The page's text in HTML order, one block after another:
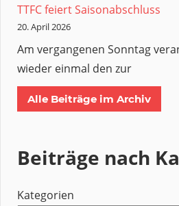
TTFC feiert Saisonabschluss
20. April 2026
Am vergangenen Sonntag
wieder einmal den zur
Alle Beiträge im Archiv
Beiträge nach
Kategorien